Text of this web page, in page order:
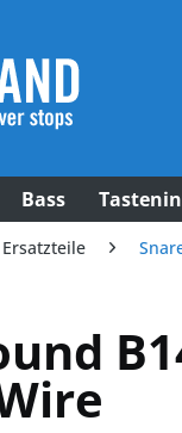
Bass